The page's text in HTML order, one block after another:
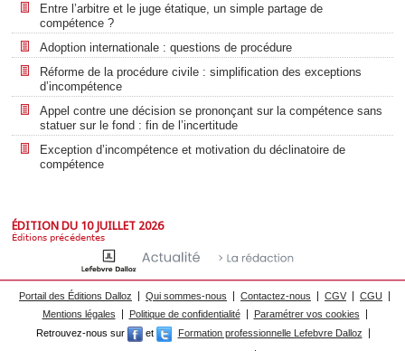
Entre l’arbitre et le juge étatique, un simple partage de
compétence ?
Adoption internationale : questions de procédure
Réforme de la procédure civile : simplification des exceptions
d’incompétence
Appel contre une décision se prononçant sur la compétence sans
statuer sur le fond : fin de l’incertitude
Exception d’incompétence et motivation du déclinatoire de
compétence
ÉDITION DU 10 JUILLET 2026
Éditions précédentes
Portail des Éditions Dalloz Qui sommes-nous Contactez-nous CGV
CGU
Mentions légales
Politique de confidentialité
Paramétrer vos cookies
Retrouvez-nous sur
et
Formation professionnelle Lefebvre Dalloz